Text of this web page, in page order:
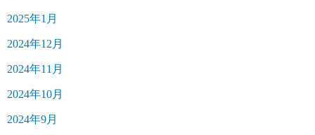
2025年1月
2024年12月
2024年11月
2024年10月
2024年9月